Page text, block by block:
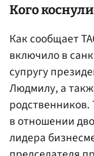
Кого
Как сообщает
включило в
супругу
Людмилу, а
в отношении
лидера